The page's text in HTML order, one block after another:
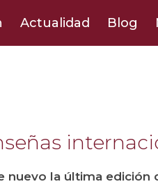
Actualidad Blog
nuevo la última